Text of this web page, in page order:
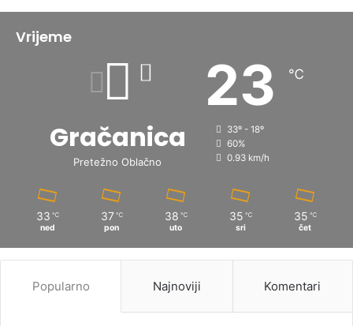
Vrijeme
Gračanica
Pretežno Oblačno
23 ℃
33º - 18º
60%
0.93 km/h
33 ℃
ned
37 ℃
pon
38 ℃
uto
35 ℃
sri
35 ℃
čet
Popularno Najnoviji Komentari